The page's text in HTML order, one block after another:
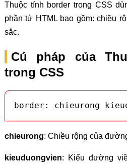
Thuộc tính border trong CSS
phần tử HTML bao gồm: chiều
sắc.
Cú pháp của
trong CSS
border: chieurong
chieurong: Chiều rộng của
kieuduongvien: Kiểu đường